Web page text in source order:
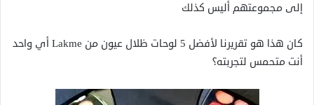
إلى مجموعتهم أليس كذلك
كان هذا هو تقريرنا لأفضل 5 لوحات ظلال عيون من Lakme أي واحد
أنت متحمس لتجربته؟